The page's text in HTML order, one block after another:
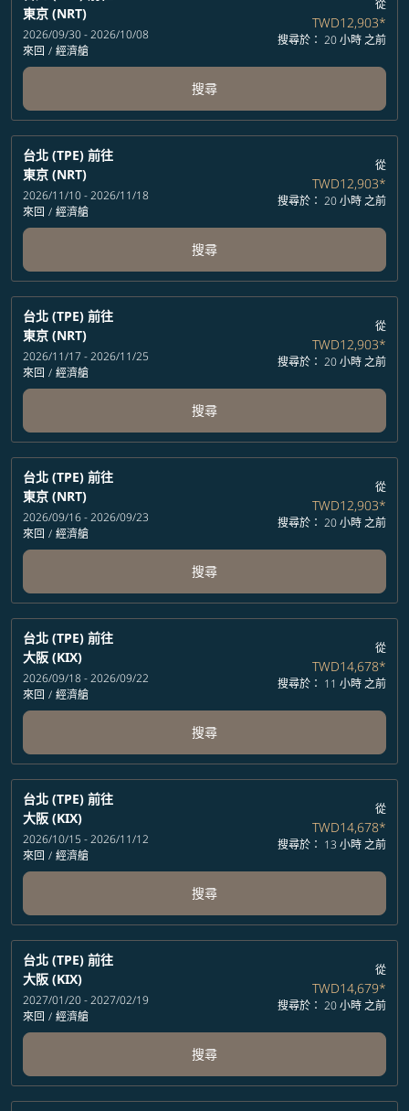
東京 (NRT)
2026/09/30 - 2026/10/08
來回 / 經濟艙
從
TWD12,903*
搜尋於： 20 小時 之前
搜尋
台北 (TPE) 前往
東京 (NRT)
2026/11/10 - 2026/11/18
來回 / 經濟艙
從
TWD12,903*
搜尋於： 20 小時 之前
搜尋
台北 (TPE) 前往
東京 (NRT)
2026/11/17 - 2026/11/25
來回 / 經濟艙
從
TWD12,903*
搜尋於： 20 小時 之前
搜尋
台北 (TPE) 前往
東京 (NRT)
2026/09/16 - 2026/09/23
來回 / 經濟艙
從
TWD12,903*
搜尋於： 20 小時 之前
搜尋
台北 (TPE) 前往
大阪 (KIX)
2026/09/18 - 2026/09/22
來回 / 經濟艙
從
TWD14,678*
搜尋於： 11 小時 之前
搜尋
台北 (TPE) 前往
大阪 (KIX)
2026/10/15 - 2026/11/12
來回 / 經濟艙
從
TWD14,678*
搜尋於： 13 小時 之前
搜尋
台北 (TPE) 前往
大阪 (KIX)
2027/01/20 - 2027/02/19
來回 / 經濟艙
從
TWD14,679*
搜尋於： 20 小時 之前
搜尋